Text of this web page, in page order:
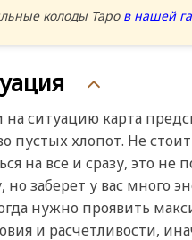
колоды Таро в нашей
на ситуацию карта
пустых хлопот. Не
на все и сразу, это
но заберет у вас много
нужно проявить
и расчетливости,